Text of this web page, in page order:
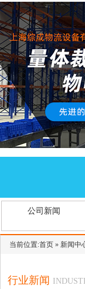
公司新闻
当前位置:首页 » 新闻中
行业新闻